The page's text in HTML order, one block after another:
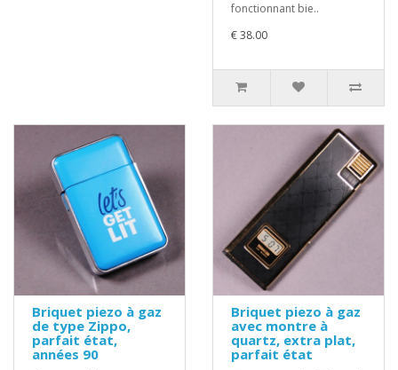
fonctionnant bie..
€ 38.00
Briquet piezo à gaz
de type Zippo,
parfait état,
années 90
Briquet piezo à gaz
avec montre à
quartz, extra plat,
parfait état